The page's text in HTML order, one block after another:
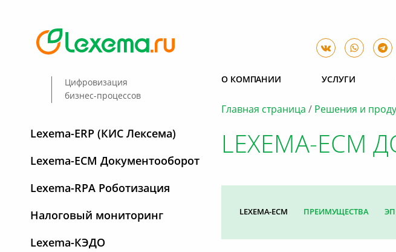
Lexema-ERP (КИС Лексема)
Lexema-ECM Документооборот
Lexema-RPA Роботизация
Налоговый мониторинг
Lexema-КЭДО
Главная страница Решения и
LEXEMA-
LEXEMA-ECM ПРЕИМУЩЕСТВА ЭП
Цифровизация
бизнес-процессов
О КОМПАНИИ УСЛУГИ